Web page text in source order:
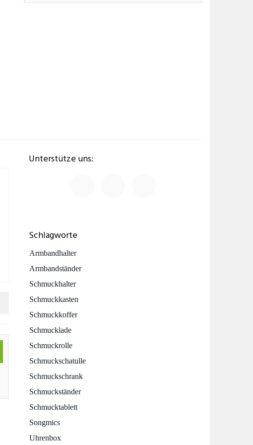
Unterstütze uns:
Schlagworte
Armbandhalter
Armbandständer
Schmuckhalter
Schmuckkasten
Schmuckkoffer
Schmucklade
Schmuckrolle
Schmuckschatulle
Schmuckschrank
Schmuckständer
Schmucktablett
Songmics
Uhrenbox